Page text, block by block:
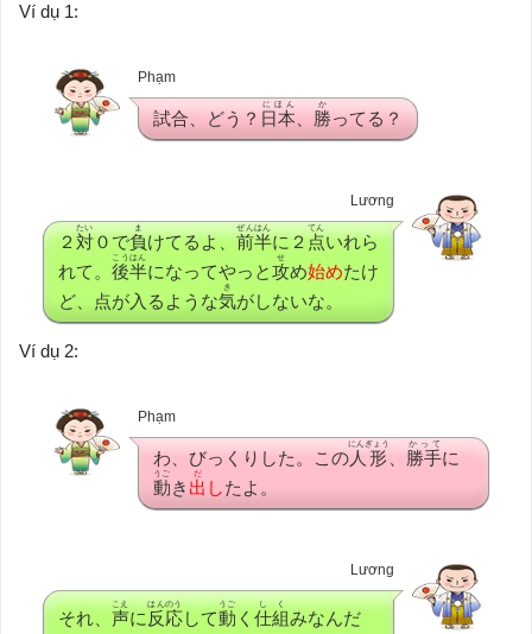
Ví dụ 1:
Phạm
試合、どう？ 日本
にほん
、 勝
か
ってる？
Lương
２対
たい
０で負
ま
けてるよ、前半
ぜんはん
に２点
てん
いれら
れて。 後半
こうはん
になってやっと攻
せ
め始めたけ
ど、点が入るような気
き
がしないな。
Ví dụ 2:
Phạm
わ、びっくりした。この人形
にんぎょう
、 勝手
かって
に
動
うご
き 出
だ
したよ。
Lương
それ、 声
こえ
に反応
はんのう
して動
うご
く 仕組
しく
みなんだ